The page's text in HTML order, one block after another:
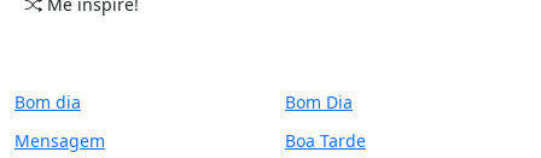
Bom dia
Mensagem
Bom Dia
Boa Tarde